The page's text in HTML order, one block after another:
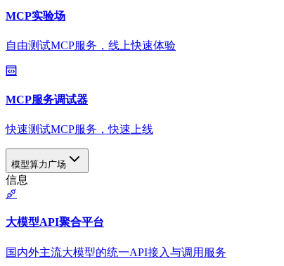
MCP实验场
自由测试MCP服务，线上快速体验
MCP服务调试器
快速测试MCP服务，快速上线
模型算力广场
信息
大模型API聚合平台
国内外主流大模型的统一API接入与调用服务